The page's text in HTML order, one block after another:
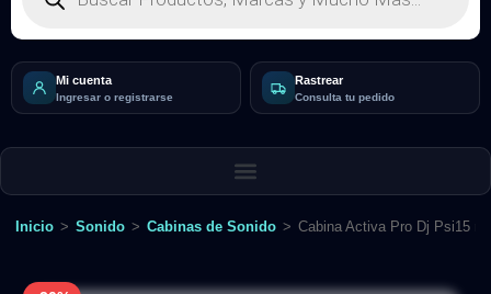
Mi cuenta
Ingresar o registrarse
Rastrear
Consulta tu pedido
Inicio > Sonido > Cabinas de Sonido > Cabina Activa Pro Dj Psi15